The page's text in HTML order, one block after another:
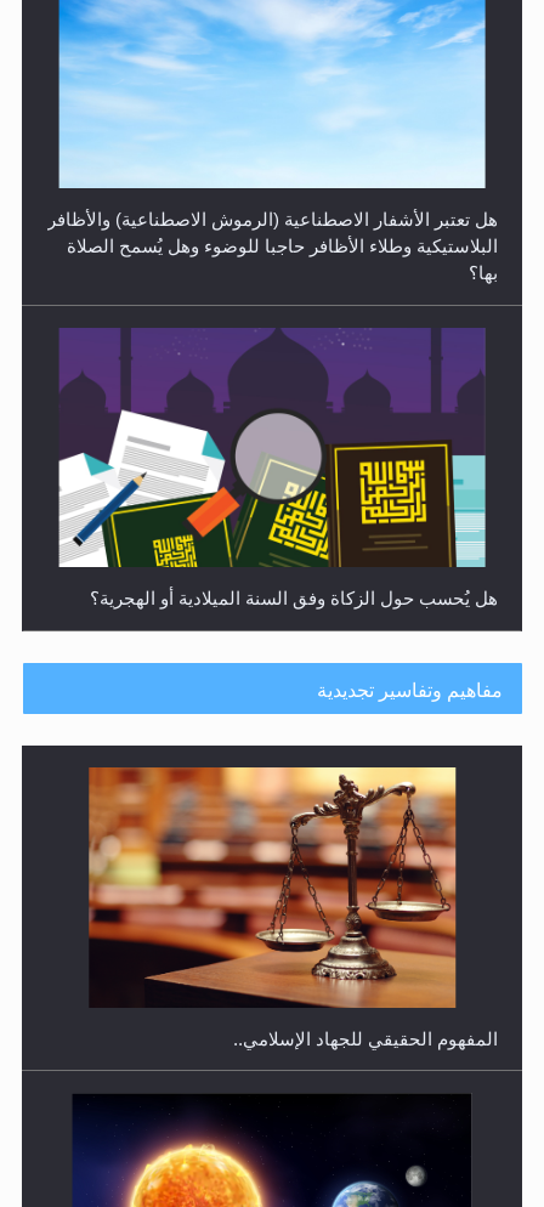
الهجرة: بحث عن الأمن والسلام في سبيل إرساء الأمن
هل تعتبر الأشفار الاصطناعية (الرموش الاصطناعية) والأظافر
البلاستيكية وطلاء الأظافر حاجبا للوضوء وهل يُسمح الصلاة
بها؟
هل يُحسب حول الزكاة وفق السنة الميلادية أو الهجرية؟
هل يجوز فتح مشروع كوافير نسائي للمحجبات وغير
المحجبات؟
مفاهيم وتفاسير تجديدية
المفهوم الحقيقي للجهاد الإسلامي..